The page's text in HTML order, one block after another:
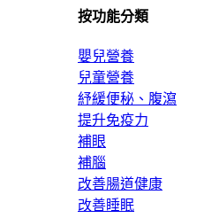
按功能分類
嬰兒營養
兒童營養
紓緩便秘、腹瀉
提升免疫力
補眼
補腦
改善腸道健康
改善睡眠